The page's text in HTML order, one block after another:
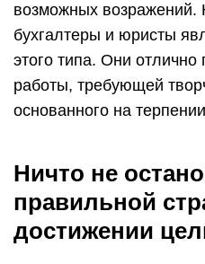
возможных возражений.
бухгалтеры и юристы
этого типа. Они
работы, требующей
основанного на
Ничто не
правильной
достижении